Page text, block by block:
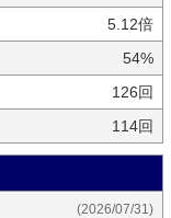
5.12倍
54%
126回
114回
(2026/07/31)